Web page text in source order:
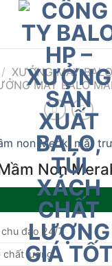
/ XƯỞNG MAY
MAY BALO
Non
chu đáo 24/7
chất lượng.